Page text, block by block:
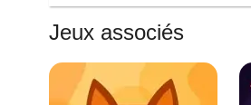
Jeux associés